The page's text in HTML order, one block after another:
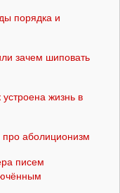
порядка и
зачем шиповать
жизнь в
аболиционизм
писем